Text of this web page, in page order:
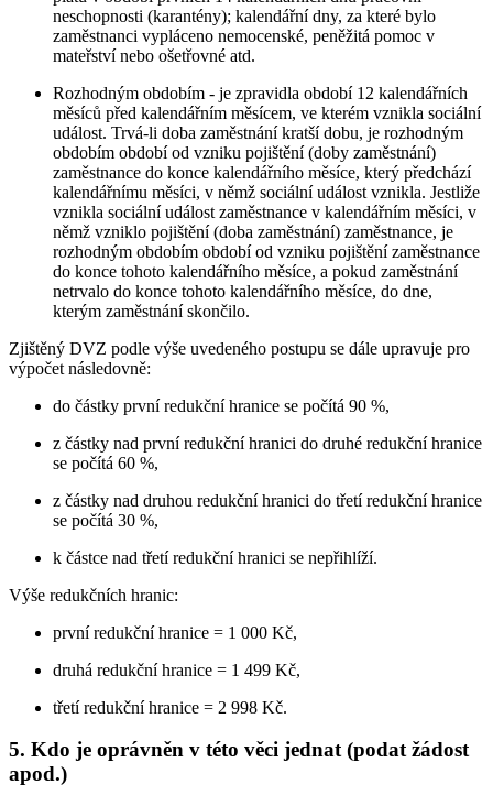
neschopnosti (karantény); kalendářní dny, za které bylo
zaměstnanci vypláceno nemocenské, peněžitá pomoc v
mateřství nebo ošetřovné atd.
Rozhodným obdobím - je zpravidla období 12 kalendářních
měsíců před kalendářním měsícem, ve kterém vznikla sociální
událost. Trvá-li doba zaměstnání kratší dobu, je rozhodným
obdobím období od vzniku pojištění (doby zaměstnání)
zaměstnance do konce kalendářního měsíce, který předchází
kalendářnímu měsíci, v němž sociální událost vznikla. Jestliže
vznikla sociální událost zaměstnance v kalendářním měsíci, v
němž vzniklo pojištění (doba zaměstnání) zaměstnance, je
rozhodným obdobím období od vzniku pojištění zaměstnance
do konce tohoto kalendářního měsíce, a pokud zaměstnání
netrvalo do konce tohoto kalendářního měsíce, do dne,
kterým zaměstnání skončilo.
Zjištěný DVZ podle výše uvedeného postupu se dále upravuje pro
výpočet následovně:
do částky první redukční hranice se počítá 90 %,
z částky nad první redukční hranici do druhé redukční hranice
se počítá 60 %,
z částky nad druhou redukční hranici do třetí redukční hranice
se počítá 30 %,
k částce nad třetí redukční hranici se nepřihlíží.
Výše redukčních hranic:
první redukční hranice = 1 000 Kč,
druhá redukční hranice = 1 499 Kč,
třetí redukční hranice = 2 998 Kč.
5. Kdo je oprávněn v této věci jednat (podat žádost
apod.)